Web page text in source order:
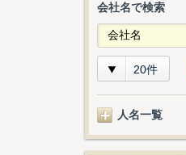
会社名で検索
20件
人名一覧